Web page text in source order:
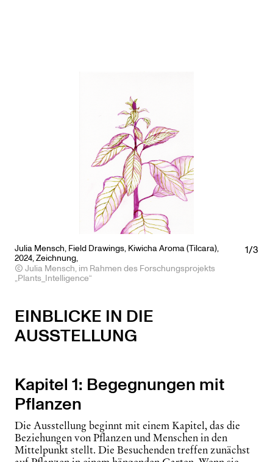
1/3
Julia Mensch, Field Drawings, Kiwicha Aroma (Tilcara),
2024, Zeichnung,
Julia Mensch, im Rahmen des Forschungsprojekts
„Plants_Intelligence“
EINBLICKE IN DIE
AUSSTELLUNG
Kapitel 1: Begegnungen mit
Pflanzen
Die Ausstellung beginnt mit einem Kapitel, das die
Beziehungen von Pflanzen und Menschen in den
Mittelpunkt stellt. Die Besuchenden treffen zunächst